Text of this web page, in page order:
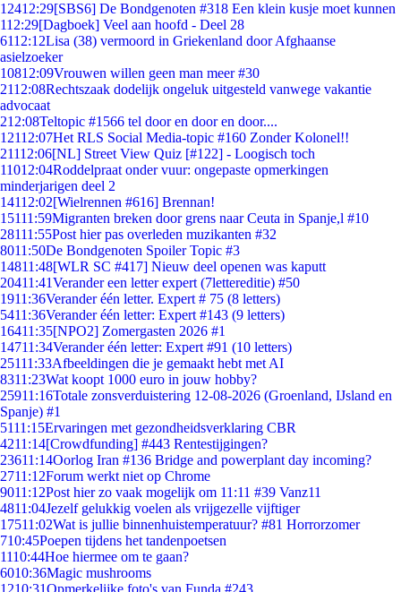
12412:29[SBS6] De Bondgenoten #318 Een klein kusje moet kunnen
112:29[Dagboek] Veel aan hoofd - Deel 28
6112:12Lisa (38) vermoord in Griekenland door Afghaanse
asielzoeker
10812:09Vrouwen willen geen man meer #30
2112:08Rechtszaak dodelijk ongeluk uitgesteld vanwege vakantie
advocaat
212:08Teltopic #1566 tel door en door en door....
12112:07Het RLS Social Media-topic #160 Zonder Kolonel!!
21112:06[NL] Street View Quiz [#122] - Loogisch toch
11012:04Roddelpraat onder vuur: ongepaste opmerkingen
minderjarigen deel 2
14112:02[Wielrennen #616] Brennan!
15111:59Migranten breken door grens naar Ceuta in Spanje,l #10
28111:55Post hier pas overleden muzikanten #32
8011:50De Bondgenoten Spoiler Topic #3
14811:48[WLR SC #417] Nieuw deel openen was kaputt
20411:41Verander een letter expert (7lettereditie) #50
1911:36Verander één letter. Expert # 75 (8 letters)
5411:36Verander één letter: Expert #143 (9 letters)
16411:35[NPO2] Zomergasten 2026 #1
14711:34Verander één letter: Expert #91 (10 letters)
25111:33Afbeeldingen die je gemaakt hebt met AI
8311:23Wat koopt 1000 euro in jouw hobby?
25911:16Totale zonsverduistering 12-08-2026 (Groenland, IJsland en
Spanje) #1
5111:15Ervaringen met gezondheidsverklaring CBR
4211:14[Crowdfunding] #443 Rentestijgingen?
23611:14Oorlog Iran #136 Bridge and powerplant day incoming?
2711:12Forum werkt niet op Chrome
9011:12Post hier zo vaak mogelijk om 11:11 #39 Vanz11
4811:04Jezelf gelukkig voelen als vrijgezelle vijftiger
17511:02Wat is jullie binnenhuistemperatuur? #81 Horrorzomer
710:45Poepen tijdens het tandenpoetsen
1110:44Hoe hiermee om te gaan?
6010:36Magic mushrooms
1210:31Opmerkelijke foto's van Funda #243